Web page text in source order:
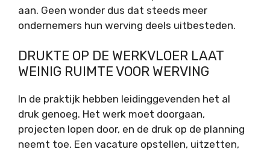
aan. Geen wonder dus dat steeds meer
ondernemers hun werving deels uitbesteden.
DRUKTE OP DE WERKVLOER LAAT
WEINIG RUIMTE VOOR WERVING
In de praktijk hebben leidinggevenden het al
druk genoeg. Het werk moet doorgaan,
projecten lopen door, en de druk op de planning
neemt toe. Een vacature opstellen, uitzetten,